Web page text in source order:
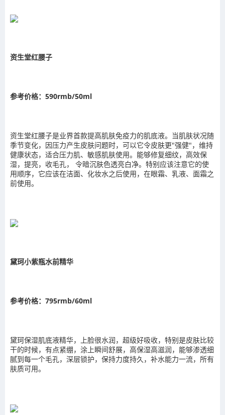
资生堂红腰子
参考价格：590rmb/50ml
资生堂红腰子是业界首款提高肌肤免疫力的肌底液。当肌肤状况随
季节变化，因压力产生皮肤问题时，可以它令皮肤更"强健"，维持
健康状态，适合压力肌、敏感肌肤使用。能够修复细纹，高效保
湿，提亮，收毛孔， 令暗沉肤色透亮白净。特别应该注意它的使
用顺序，它应该在洁面、化妆水之后使用，在眼霜、乳液、面霜之
前使用。
黛珂小紫瓶水前精华
参考价格：795rmb/60ml
黛珂保湿肌底液精华，上脸很水润，超级好吸收，特别是皮肤比较
干的时候，有点紧绷，涂上瞬间舒展，高保湿高滋润，能够渗透细
腻到每一个毛孔，深层锁护，保持力度持久，补水能力一流，所有
肤质可用。